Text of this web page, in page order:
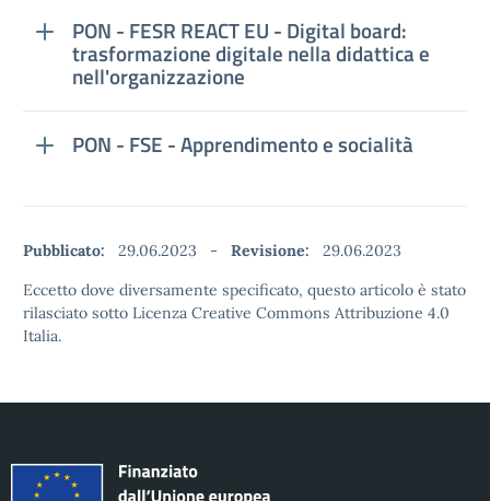
PON - FESR REACT EU - Digital board:
trasformazione digitale nella didattica e
nell'organizzazione
PON - FSE - Apprendimento e socialità
Pubblicato: 29.06.2023 - Revisione:
29.06.2023
Eccetto dove diversamente specificato, questo articolo è stato
rilasciato sotto Licenza Creative Commons Attribuzione 4.0
Italia.